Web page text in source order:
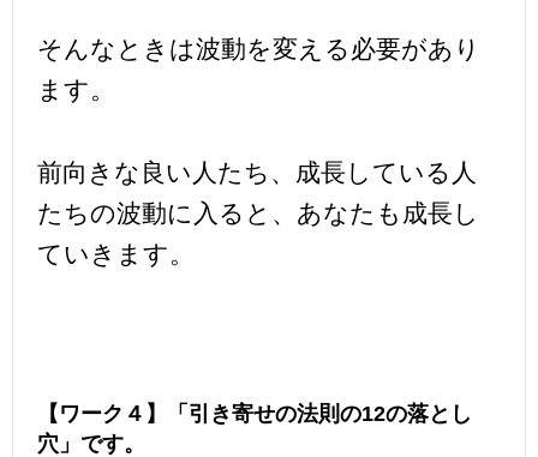
そんなときは波動を変える必要があり
ます。
前向きな良い人たち、成長している人
たちの波動に入ると、あなたも成長し
ていきます。
【ワーク４】「引き寄せの法則の12の落とし
穴」です。